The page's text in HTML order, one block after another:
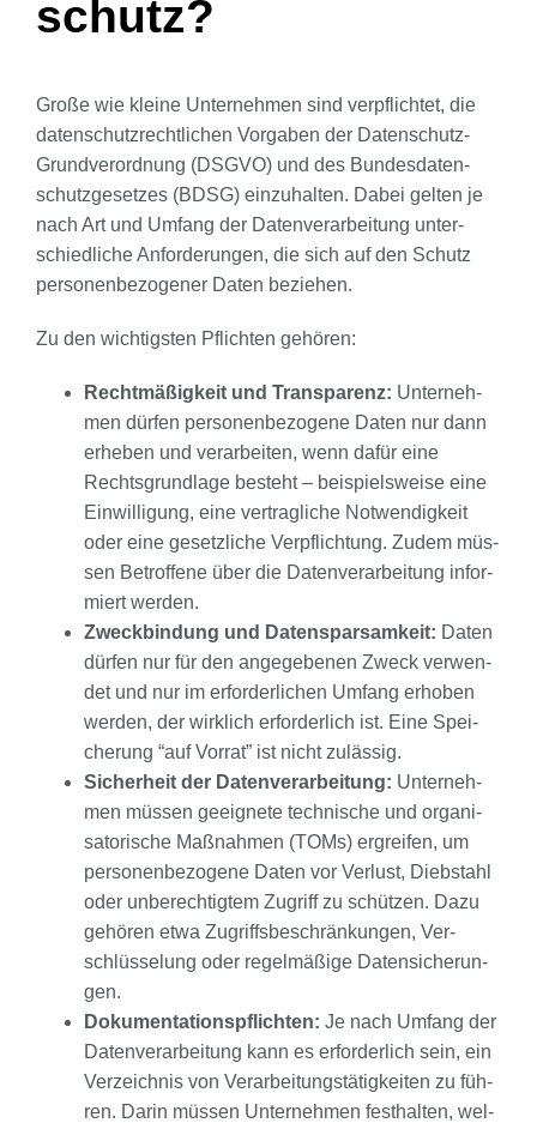
schutz?
Gro­ße wie klei­ne Unter­neh­men sind ver­pflich­tet, die
daten­schutz­recht­li­chen Vor­ga­ben der Daten­schutz-
Grund­ver­ord­nung (DSGVO) und des Bun­des­da­ten­
schutz­ge­set­zes (BDSG) ein­zu­hal­ten. Dabei gel­ten je
nach Art und Umfang der Daten­ver­ar­bei­tung unter­
schied­li­che Anfor­de­run­gen, die sich auf den Schutz
per­so­nen­be­zo­ge­ner Daten bezie­hen.
Zu den wich­tigs­ten Pflich­ten gehö­ren:
Recht­mä­ßig­keit und Trans­pa­renz: Unter­neh­
men dür­fen per­so­nen­be­zo­ge­ne Daten nur dann
erhe­ben und ver­ar­bei­ten, wenn dafür eine
Rechts­grund­la­ge besteht – bei­spiels­wei­se eine
Ein­wil­li­gung, eine ver­trag­li­che Not­wen­dig­keit
oder eine gesetz­li­che Ver­pflich­tung. Zudem müs­
sen Betrof­fe­ne über die Daten­ver­ar­bei­tung infor­
miert wer­den.
Zweck­bin­dung und Daten­spar­sam­keit: Daten
dür­fen nur für den ange­ge­be­nen Zweck ver­wen­
det und nur im erfor­der­li­chen Umfang erho­ben
wer­den, der wirk­lich erfor­der­lich ist. Eine Spei­
che­rung “auf Vor­rat” ist nicht zuläs­sig.
Sicher­heit der Daten­ver­ar­bei­tung: Unter­neh­
men müs­sen geeig­ne­te tech­ni­sche und orga­ni­
sa­to­ri­sche Maß­nah­men (TOMs) ergrei­fen, um
per­so­nen­be­zo­ge­ne Daten vor Ver­lust, Dieb­stahl
oder unbe­rech­tig­tem Zugriff zu schüt­zen. Dazu
gehö­ren etwa Zugriffs­be­schrän­kun­gen, Ver­
schlüs­se­lung oder regel­mä­ßi­ge Daten­si­che­run­
gen.
Doku­men­ta­ti­ons­pflich­ten: Je nach Umfang der
Daten­ver­ar­bei­tung kann es erfor­der­lich sein, ein
Ver­zeich­nis von Ver­ar­bei­tungs­tä­tig­kei­ten zu füh­
ren. Dar­in müs­sen Unter­neh­men fest­hal­ten, wel­